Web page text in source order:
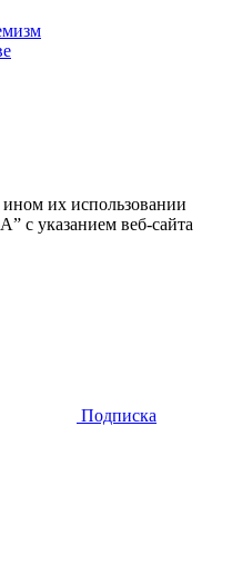
их использовании
с указанием веб-сайта
Подписка